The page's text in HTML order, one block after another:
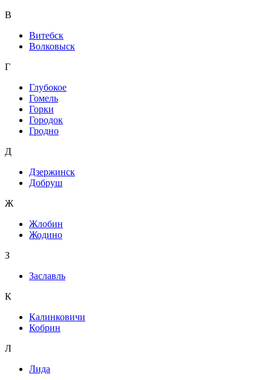
В
Витебск
Волковыск
Г
Глубокое
Гомель
Горки
Городок
Гродно
Д
Дзержинск
Добруш
Ж
Жлобин
Жодино
З
Заславль
К
Калинковичи
Кобрин
Л
Лида